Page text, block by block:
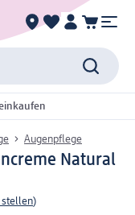
einkaufen
Augenpflege
Natural
stellen)